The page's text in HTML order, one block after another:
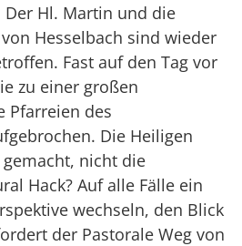
Der Hl. Martin und die
Hesselbach sind wieder
Fast auf den Tag vor
zu einer großen
Pfarreien des
Die Heiligen
nicht die
Hack? Auf alle Fälle ein
wechseln, den Blick
der Pastorale Weg von